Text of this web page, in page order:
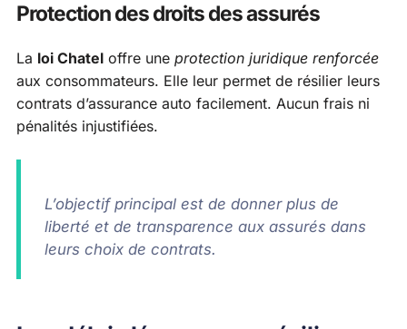
Protection des droits des assurés
La loi Chatel offre une protection juridique renforcée
aux consommateurs. Elle leur permet de résilier leurs
contrats d’assurance auto facilement. Aucun frais ni
pénalités injustifiées.
L’objectif principal est de donner plus de
liberté et de transparence aux assurés dans
leurs choix de contrats.